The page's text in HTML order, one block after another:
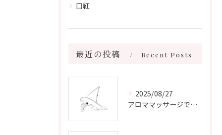
口紅
最近の投稿 Recent Posts
2025/08/27
アロママッサージで叶える心身リラックスと健康維持の新習慣ガイド